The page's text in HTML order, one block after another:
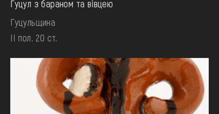
Гуцул з бараном та вівцею
Гуцульщина
II пол. 20 ст.